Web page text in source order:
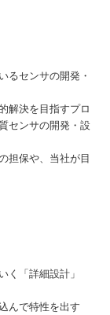
るセンサの開発・
解決を目指すプロ
センサの開発・設
担保や、当社が目
く「詳細設計」
んで特性を出す